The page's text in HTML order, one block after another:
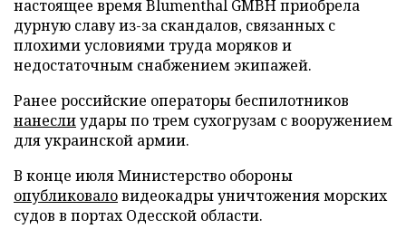
настоящее время Blumenthal GMBH приобрела
дурную славу из-за скандалов, связанных с
плохими условиями труда моряков и
недостаточным снабжением экипажей.
Ранее российские операторы беспилотников
нанеслиудары по трем сухогрузам с вооружением
для украинской армии.
В конце июля Министерство обороны
опубликоваловидеокадры уничтожения морских
судов в портах Одесской области.